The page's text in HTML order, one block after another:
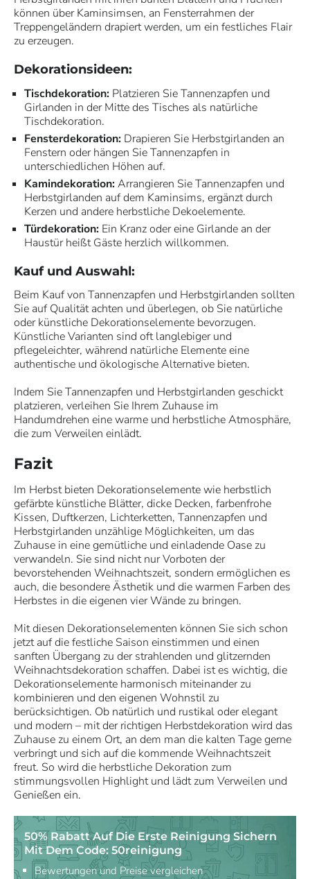
können über Kaminsimsen, an Fensterrahmen der
Treppengeländern drapiert werden, um ein festliches Flair
zu erzeugen.
Dekorationsideen:
Tischdekoration: Platzieren Sie Tannenzapfen und
Girlanden in der Mitte des Tisches als natürliche
Tischdekoration.
Fensterdekoration: Drapieren Sie Herbstgirlanden an
Fenstern oder hängen Sie Tannenzapfen in
unterschiedlichen Höhen auf.
Kamindekoration:Arrangieren Sie Tannenzapfen und
Herbstgirlanden auf dem Kaminsims, ergänzt durch
Kerzen und andere herbstliche Dekoelemente.
Türdekoration: Ein Kranz oder eine Girlande an der
Haustür heißt Gäste herzlich willkommen.
Kauf und Auswahl:
Beim Kauf von Tannenzapfen und Herbstgirlanden sollten
Sie auf Qualität achten und überlegen, ob Sie natürliche
oder künstliche Dekorationselemente bevorzugen.
Künstliche Varianten sind oft langlebiger und
pflegeleichter, während natürliche Elemente eine
authentische und ökologische Alternative bieten.
Indem Sie Tannenzapfen und Herbstgirlanden geschickt
platzieren, verleihen Sie Ihrem Zuhause im
Handumdrehen eine warme und herbstliche Atmosphäre,
die zum Verweilen einlädt.
Fazit
Im Herbst bieten Dekorationselemente wie herbstlich
gefärbte künstliche Blätter, dicke Decken, farbenfrohe
Kissen, Duftkerzen, Lichterketten, Tannenzapfen und
Herbstgirlanden unzählige Möglichkeiten, um das
Zuhause in eine gemütliche und einladende Oase zu
verwandeln. Sie sind nicht nur Vorboten der
bevorstehenden Weihnachtszeit, sondern ermöglichen es
auch, die besondere Ästhetik und die warmen Farben des
Herbstes in die eigenen vier Wände zu bringen.
Mit diesen Dekorationselementen können Sie sich schon
jetzt auf die festliche Saison einstimmen und einen
sanften Übergang zu der strahlenden und glitzernden
Weihnachtsdekoration schaffen. Dabei ist es wichtig, die
Dekorationselemente harmonisch miteinander zu
kombinieren und den eigenen Wohnstil zu
berücksichtigen. Ob natürlich und rustikal oder elegant
und modern – mit der richtigen Herbstdekoration wird das
Zuhause zu einem Ort, an dem man die kalten Tage gerne
verbringt und sich auf die kommende Weihnachtszeit
freut. So wird die herbstliche Dekoration zum
stimmungsvollen Highlight und lädt zum Verweilen und
Genießen ein.
50% Rabatt Auf Die Erste Reinigung Sichern
Mit Dem Code: 50reinigung
Bewertungen und Preise vergleichen